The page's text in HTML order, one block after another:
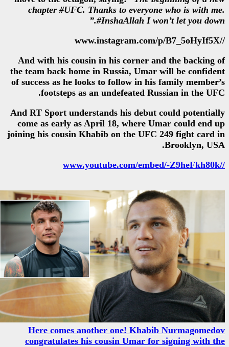
chapter #UFC. Thanks to
And with his cousin in his
the team back home in Russia,
of success as he looks to follow
footsteps as an
And RT Sport understands his
come as early as April 18,
joining his cousin Khabib on
Here comes another one!
congratulates his cousin